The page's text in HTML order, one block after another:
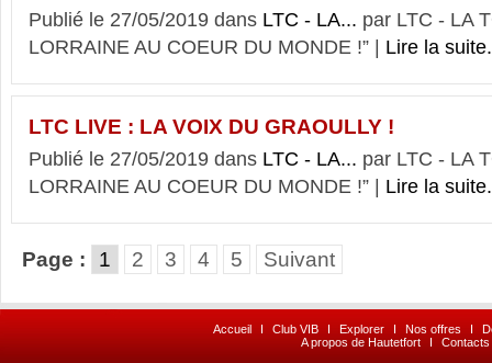
Publié le 27/05/2019 dans LTC - LA... par LTC - LA
LORRAINE AU COEUR DU MONDE !” | Lire la
LTC LIVE : LA VOIX DU GRAOULLY !
Publié le 27/05/2019 dans LTC - LA... par LTC - LA
LORRAINE AU COEUR DU MONDE !” | Lire la
Page : 1 2 3 4 5 Suivant
Accueil I Club VIB I Explorer I Nos offres I
A propos de Hautetfort
I Contacts